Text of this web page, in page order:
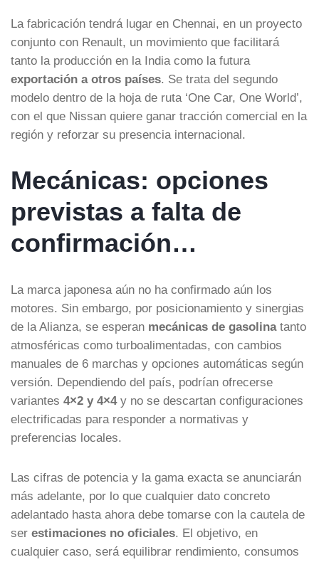
La fabricación tendrá lugar en Chennai, en un proyecto
conjunto con Renault, un movimiento que facilitará
tanto la producción en la India como la futura
exportación a otros países. Se trata del segundo
modelo dentro de la hoja de ruta ‘One Car, One World’,
con el que Nissan quiere ganar tracción comercial en la
región y reforzar su presencia internacional.
Mecánicas: opciones
previstas a falta de
confirmación…
La marca japonesa aún no ha confirmado aún los
motores. Sin embargo, por posicionamiento y sinergias
de la Alianza, se esperan mecánicas de gasolinatanto
atmosféricas como turboalimentadas, con cambios
manuales de 6 marchas y opciones automáticas según
versión. Dependiendo del país, podrían ofrecerse
variantes 4×2 y 4×4y no se descartan configuraciones
electrificadas para responder a normativas y
preferencias locales.
Las cifras de potencia y la gama exacta se anunciarán
más adelante, por lo que cualquier dato concreto
adelantado hasta ahora debe tomarse con la cautela de
ser estimaciones no oficiales. El objetivo, en
cualquier caso, será equilibrar rendimiento, consumos